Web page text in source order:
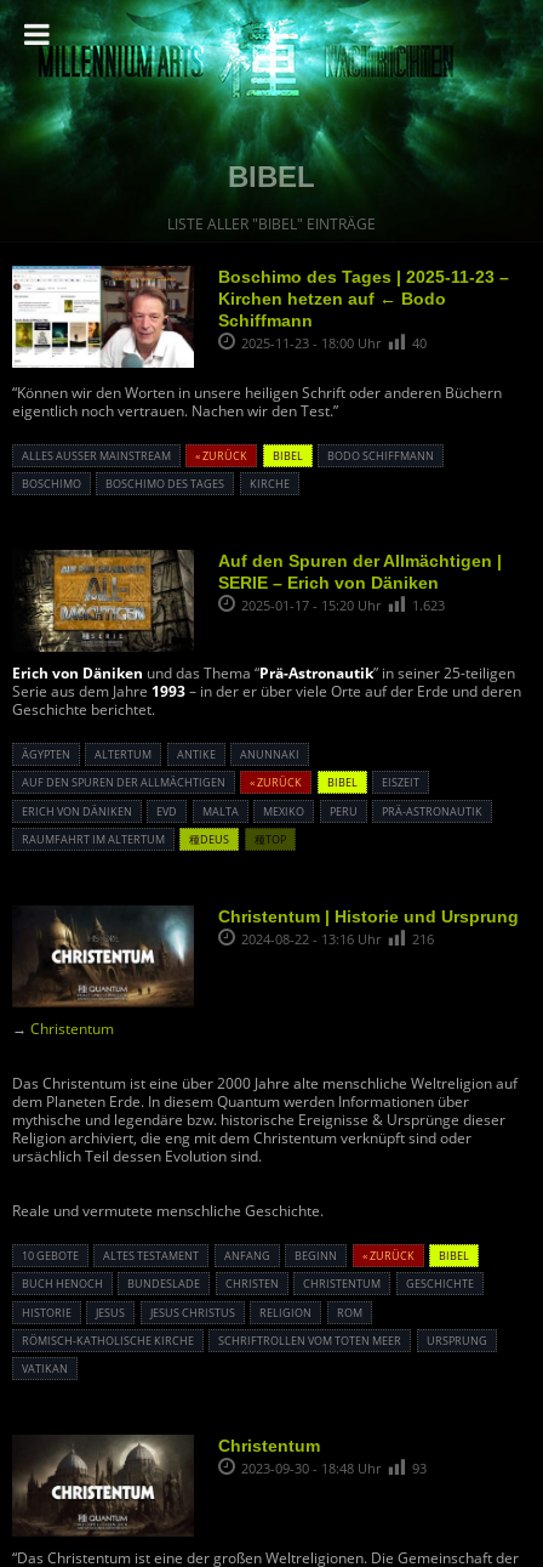
BIBEL
LISTE ALLER "BIBEL" EINTRÄGE
Boschimo des Tages | 2025-11-23 –
Kirchen hetzen auf ← Bodo
Schiffmann
2025-11-23 - 18:00 Uhr 40
“Können wir den Worten in unsere heiligen Schrift oder anderen Büchern
eigentlich noch vertrauen. Nachen wir den Test.”
ALLES AUSSER MAINSTREAM « ZURÜCK BIBEL
BODO SCHIFFMANN
BOSCHIMO
BOSCHIMO DES TAGES KIRCHE
Auf den Spuren der Allmächtigen |
SERIE – Erich von Däniken
2025-01-17 - 15:20 Uhr 1.623
Erich von Däniken und das Thema “Prä-Astronautik” in seiner 25-teiligen
Serie aus dem Jahre 1993– in der er über viele Orte auf der Erde und deren
Geschichte berichtet.
ÄGYPTEN ALTERTUM ANTIKE
ANUNNAKI
AUF DEN SPUREN DER ALLMÄCHTIGEN
« ZURÜCK BIBEL
EISZEIT
ERICH VON DÄNIKEN
EVD MALTA MEXIKO PERU
PRÄ-ASTRONAUTIK
RAUMFAHRT IM ALTERTUM
種DEUS 種TOP
Christentum | Historie und Ursprung
2024-08-22 - 13:16 Uhr 216
→ Christentum
Das Christentum ist eine über 2000 Jahre alte menschliche Weltreligion auf
dem Planeten Erde. In diesem Quantum werden Informationen über
mythische und legendäre bzw. historische Ereignisse & Ursprünge dieser
Religion archiviert, die eng mit dem Christentum verknüpft sind oder
ursächlich Teil dessen Evolution sind.
Reale und vermutete menschliche Geschichte.
10 GEBOTE ALTES TESTAMENT ANFANG BEGINN « ZURÜCK
BIBEL
BUCH HENOCH
BUNDESLADE CHRISTEN CHRISTENTUM
GESCHICHTE
HISTORIE
JESUS JESUS CHRISTUS RELIGION
ROM
RÖMISCH-KATHOLISCHE KIRCHE
SCHRIFTROLLEN VOM TOTEN MEER
URSPRUNG
VATIKAN
Christentum
2023-09-30 - 18:48 Uhr 93
“Das Christentum ist eine der großen Weltreligionen. Die Gemeinschaft der